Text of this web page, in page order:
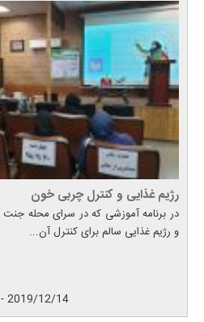
رژیم غذایی و کنترل چربی خون
در برنامه آموزشی که در سرای محله
و رژیم غذایی سالم برای کنترل آن...
2019/12/14 - 11:41